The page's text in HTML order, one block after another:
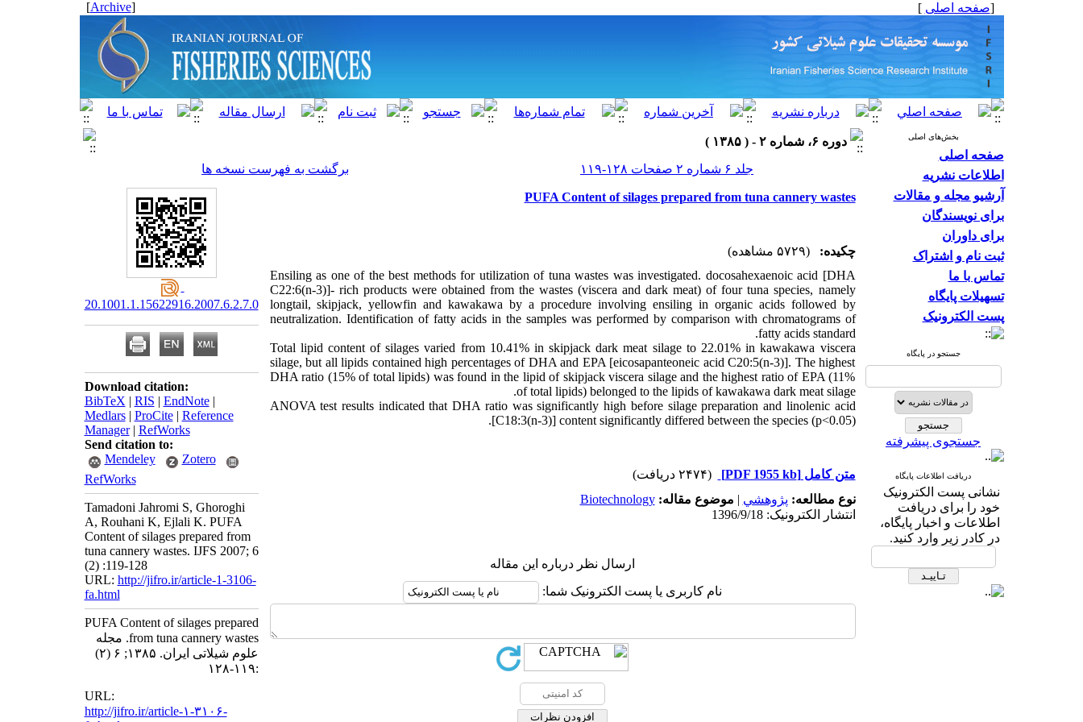
[صفحه اصلی ]
[
Archive
]
بخش‌های اصلی
صفحه اصلی
اطلاعات نشریه
آرشیو مجله و مقالات
برای نویسندگان
برای داوران
ثبت نام و اشتراک
تماس با ما
تسهیلات پایگاه
پست الکترونیک
جستجو در پایگاه
جستجوی پیشرفته
دریافت اطلاعات پایگاه
نشانی پست الکترونیک
خود را برای دریافت
اطلاعات و اخبار پایگاه،
در کادر زیر وارد کنید.
دوره ۶، شماره ۲ - ( ۱۳۸۵ )
جلد ۶ شماره ۲ صفحات ۱۲۸-۱۱۹
برگشت به فهرست نسخه ها
PUFA Content of silages prepared from tuna cannery wastes
چکیده:
(۵۷۲۹ مشاهده)
Ensiling as one of the best methods for utilization of tuna wastes was investigated. docosahexaenoic acid [DHA
C22:6(n-3)]- rich products were obtained from the wastes (viscera and dark meat) of four tuna species, namely
longtail, skipjack, yellowfin and kawakawa by a procedure involving ensiling in organic acids followed by
neutralization. Identification of fatty acids in the samples was performed by comparison with chromatograms of
fatty acids standard.
Total lipid content of silages varied from 10.41% in skipjack dark meat silage to 22.01% in kawakawa viscera
silage, but all lipids contained high percentages of DHA and EPA [eicosapanteoneic acid C20:5(n-3)]. The highest
DHA ratio (15% of total lipids) was found in the lipid of skipjack viscera silage and the highest ratio of EPA (11%
of total lipids) belonged to the lipids of kawakawa dark meat silage.
ANOVA test results indicated that DHA ratio was significantly high before silage preparation and linolenic acid
[C18:3(n-3)] content significantly differed between the species (p<0.05).
متن کامل[PDF 1955 kb]
(۲۴۷۴ دریافت)
نوع مطالعه: پژوهشي | موضوع مقاله:Biotechnology
انتشار الکترونیک: 1396/9/18
ارسال نظر درباره این مقاله
نام کاربری یا پست الکترونیک شما:
20.1001.1.15622916.2007.6.2.7.0
Download citation:
BibTeX | RIS | EndNote|
Medlars| ProCite| Reference
Manager| RefWorks
Send citation to:
Mendeley
Zotero
RefWorks
Tamadoni Jahromi S, Ghoroghi
A, Rouhani K, Ejlali K. PUFA
Content of silages prepared from
tuna cannery wastes. IJFS 2007; 6
(2) :119-128
URL: http://jifro.ir/article-1-3106-
fa.html
PUFA Content of silages prepared
from tuna cannery wastes. مجله
علوم شیلاتی ایران. ۱۳۸۵; ۶ (۲)
:۱۱۹-۱۲۸
URL:
http://jifro.ir/article-۱-۳۱۰۶-